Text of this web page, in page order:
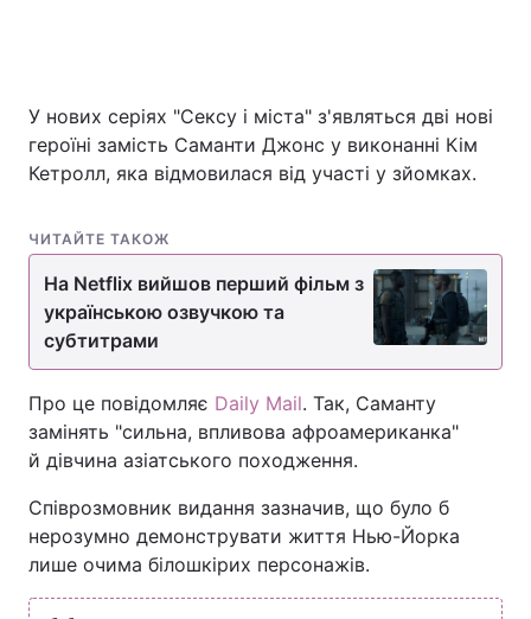
У нових серіях "Сексу і міста" з'являться дві нові
героїні замість Саманти Джонс у виконанні Кім
Кетролл, яка відмовилася від участі у зйомках.
ЧИТАЙТЕ ТАКОЖ
На Netflix вийшов перший фільм з
українською озвучкою та
субтитрами
Про це повідомляє Daily Mail. Так, Саманту
замінять "сильна, впливова афроамериканка"
й дівчина азіатського походження.
Співрозмовник видання зазначив, що було б
нерозумно демонструвати життя Нью-Йорка
лише очима білошкірих персонажів.